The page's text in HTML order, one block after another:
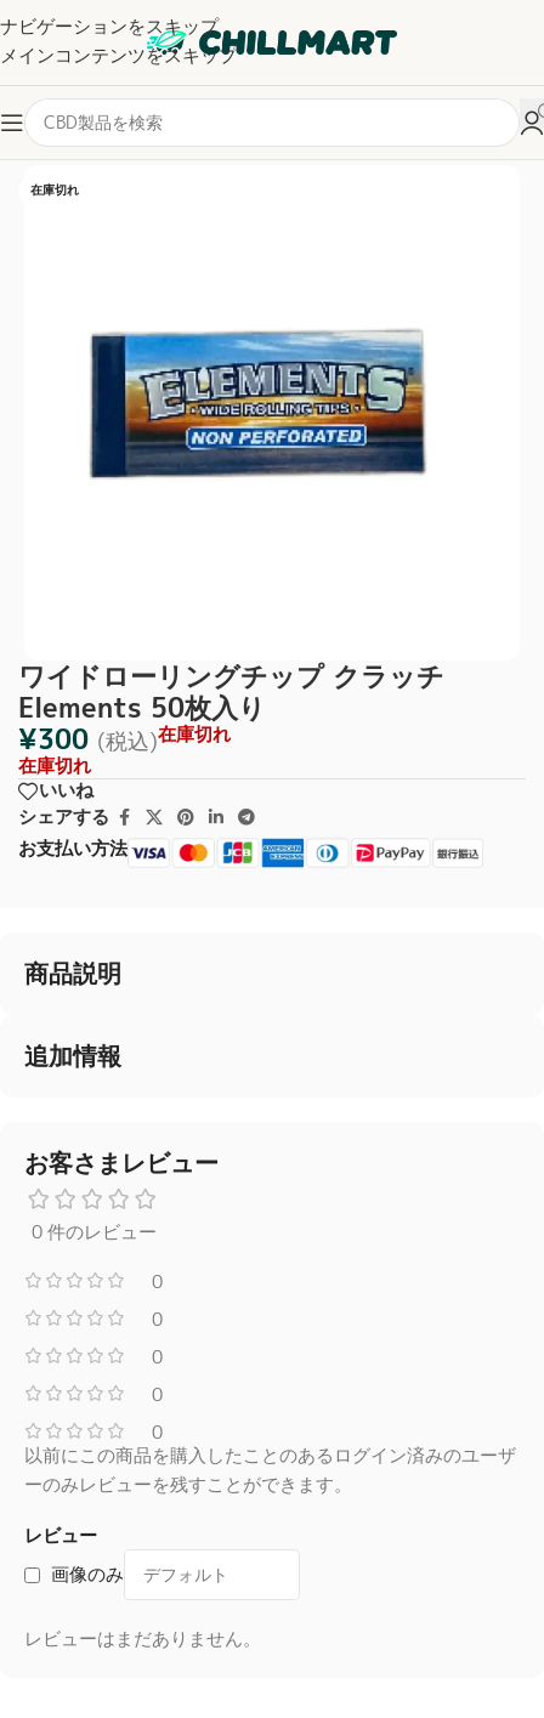
ナビゲーションをスキップ
メインコンテンツをスキップ
ホーム/グラインダー・トレイ
在庫切れ
ワイドローリングチップ クラッチ
Elements 50枚入り
¥300 (税込)在庫切れ
在庫切れ
いいね
シェアする
お支払い方法
商品説明
追加情報
お客さまレビュー
0 件のレビュー
0
0
0
0
0
レビュー
画像のみ
レビューはまだありません。
以前にこの商品を購入したことのあるログイン済みのユーザ
ーのみレビューを残すことができます。